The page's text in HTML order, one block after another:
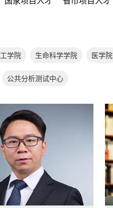
工学院 生命科学学院 医学院
公共分析测试中心